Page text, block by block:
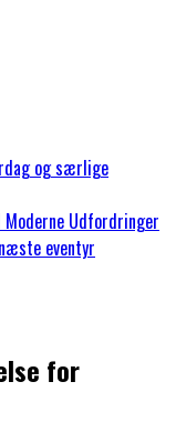
og særlige
Moderne Udfordringer
eventyr
for